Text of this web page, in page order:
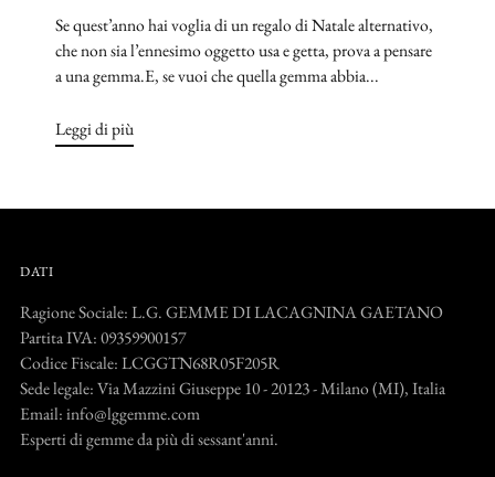
Se quest’anno hai voglia di un regalo di Natale alternativo,
che non sia l’ennesimo oggetto usa e getta, prova a pensare
a una gemma.E, se vuoi che quella gemma abbia...
Leggi di più
DATI
Ragione Sociale: L.G. GEMME DI LACAGNINA GAETANO
Partita IVA: 09359900157
Codice Fiscale: LCGGTN68R05F205R
Sede legale: Via Mazzini Giuseppe 10 - 20123 - Milano (MI), Italia
Email: info@lggemme.com
Esperti di gemme da più di sessant'anni.